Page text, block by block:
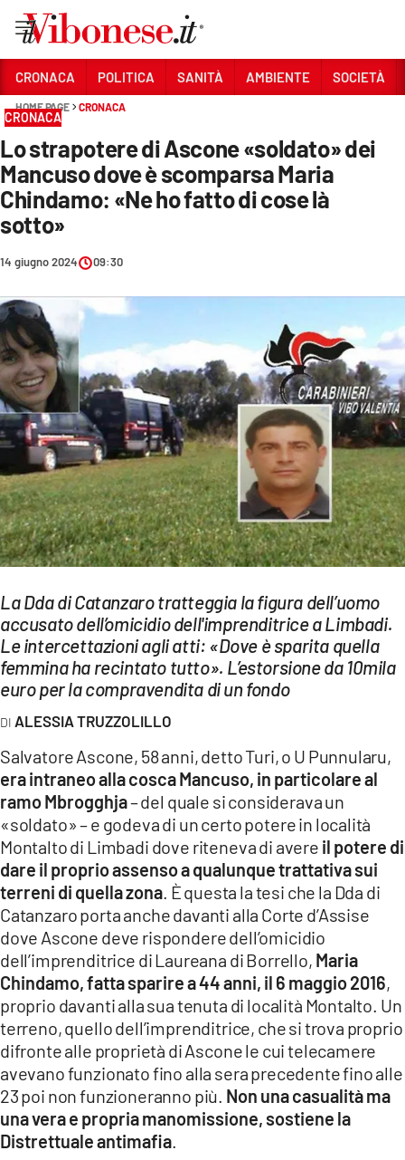
Sezioni
CRONACA
POLITICA
SANITÀ
AMBIENTE
SOCIETÀ
CULTURA
ECONOMIA E LAVORO
EVENTI
SPORT
Streaming
LAC TV
LAC ONAIR
LaC
Network
LACPLAY.IT
LACTV.IT
LACONAIR.IT
LACITYMAG.IT
ILREGGINO.IT
COSENZACHANNEL.IT
ILVIBONESE.IT
CATANZAROCHANNEL.IT
LACAPITALENEWS.IT
App
ANDROID
APPLE
CRONACA POLITICA SANITÀ AMBIENTE SOCIETÀ
HOME PAGE CRONACA
CRONACA
Lo strapotere di Ascone «soldato» dei
Mancuso dove è scomparsa Maria
Chindamo: «Ne ho fatto di cose là
sotto»
14 giugno 2024 09:30
La Dda di Catanzaro tratteggia la figura dell’uomo
accusato dell’omicidio dell'imprenditrice a Limbadi.
Le intercettazioni agli atti: «Dove è sparita quella
femmina ha recintato tutto». L’estorsione da 10mila
euro per la compravendita di un fondo
ALESSIA TRUZZOLILLO
Salvatore Ascone, 58 anni, detto Turi, o U Punnularu,
era intraneo alla cosca Mancuso, in particolare al
ramo Mbrogghja– del quale si considerava un
«soldato» – e godeva di un certo potere in località
Montalto di Limbadi dove riteneva di avere il potere di
dare il proprio assenso a qualunque trattativa sui
terreni di quella zona . È questa la tesi che la Dda di
Catanzaro porta anche davanti alla Corte d’Assise
dove Ascone deve rispondere dell’omicidio
dell’imprenditrice di Laureana di Borrello, Maria
Chindamo, fatta sparire a 44 anni, il 6 maggio 2016,
proprio davanti alla sua tenuta di località Montalto. Un
terreno, quello dell’imprenditrice, che si trova proprio
difronte alle proprietà di Ascone le cui telecamere
avevano funzionato fino alla sera precedente fino alle
23 poi non funzioneranno più. Non una casualità ma
una vera e propria manomissione, sostiene la
Distrettuale antimafia